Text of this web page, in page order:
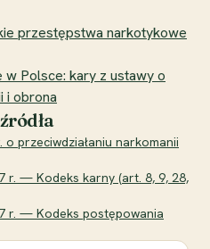
przestępstwa narkotykowe
Polsce: kary z ustawy o
i obrona
przeciwdziałaniu narkomanii
r. — Kodeks karny (art. 8, 9, 28,
r. — Kodeks postępowania